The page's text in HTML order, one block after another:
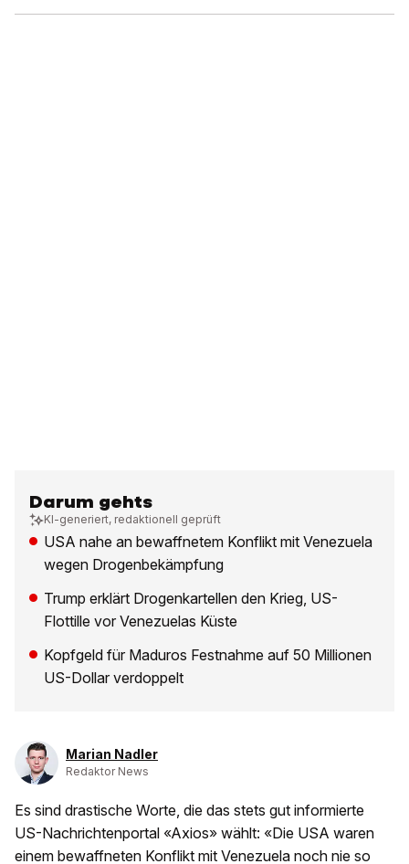
Darum gehts
KI-generiert, redaktionell geprüft
USA nahe an bewaffnetem Konflikt mit Venezuela
wegen Drogenbekämpfung
Trump erklärt Drogenkartellen den Krieg, US-
Flottille vor Venezuelas Küste
Kopfgeld für Maduros Festnahme auf 50 Millionen
US-Dollar verdoppelt
Marian Nadler
Redaktor News
Es sind drastische Worte, die das stets gut informierte
US-Nachrichtenportal «Axios» wählt: «Die USA waren
einem bewaffneten Konflikt mit Venezuela noch nie so